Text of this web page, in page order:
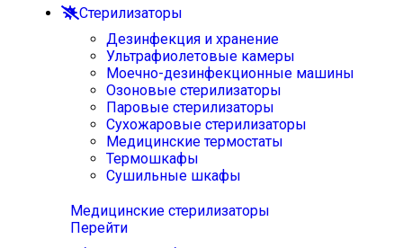
Стерилизаторы
Дезинфекция и хранение
Ультрафиолетовые камеры
Моечно-дезинфекционные машины
Озоновые стерилизаторы
Паровые стерилизаторы
Сухожаровые стерилизаторы
Медицинские термостаты
Термошкафы
Сушильные шкафы
Медицинские стерилизаторы
Перейти